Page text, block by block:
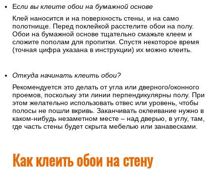
Если вы клеите обои на бумажной основе
Клей наносится и на поверхность стены, и на само
полотнище. Перед поклейкой расстелите обои на полу.
Обои на бумажной основе тщательно смажьте клеем и
сложите пополам для пропитки. Спустя некоторое время
(точная цифра указана в инструкции) их можно клеить.
Откуда начинать клеить обои?
Рекомендуется это делать от угла или дверного/оконного
проемов, поскольку эти линии перпендикулярны полу. При
этом желательно использовать отвес или уровень, чтобы
полосы не пошли вкривь. Заканчивать оклеивание нужно в
каком-нибудь незаметном месте – над дверью, в углу, там,
где часть стены будет скрыта мебелью или занавесками.
Как клеить обои на стену